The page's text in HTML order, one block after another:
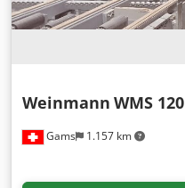
Gams 1.157 km
Weinmann WMS 120